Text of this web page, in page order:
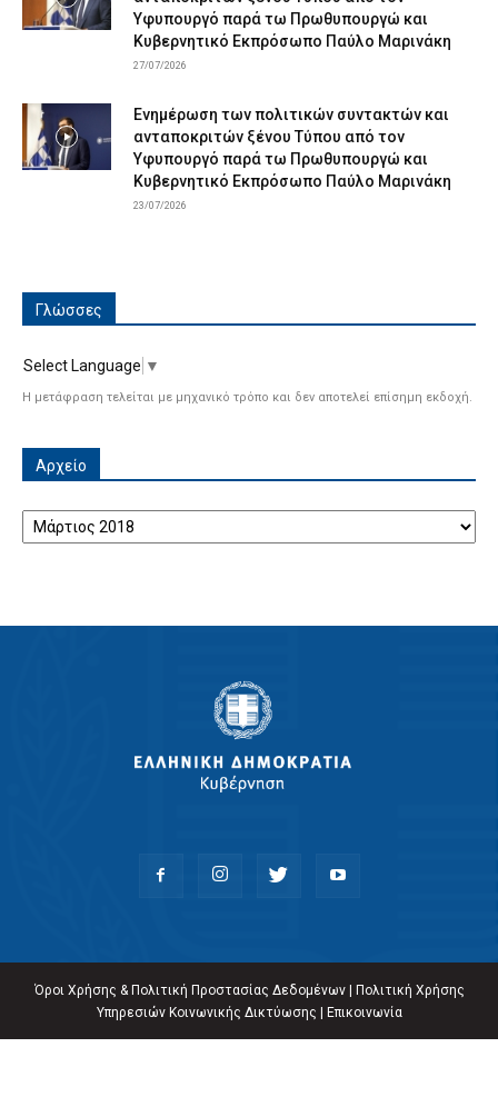
Υφυπουργό παρά τω Πρωθυπουργώ και
Κυβερνητικό Εκπρόσωπο Παύλο Μαρινάκη
27/07/2026
Ενημέρωση των πολιτικών συντακτών και
ανταποκριτών ξένου Τύπου από τον
Υφυπουργό παρά τω Πρωθυπουργώ και
Κυβερνητικό Εκπρόσωπο Παύλο Μαρινάκη
23/07/2026
Γλώσσες
Select Language ▼
Η μετάφραση τελείται με μηχανικό τρόπο και δεν αποτελεί επίσημη εκδοχή.
Αρχείο
Αρχείο
Όροι Χρήσης & Πολιτική Προστασίας Δεδομένων|
Πολιτική Χρήσης
Υπηρεσιών Κοινωνικής Δικτύωσης
Επικοινωνία